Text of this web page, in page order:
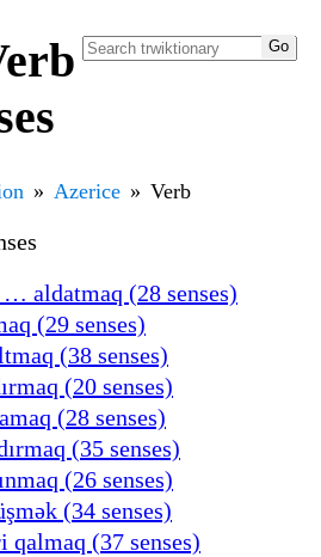
Azerice Verb
… aldatmaq (28 senses)
(29 senses)
(38 senses)
(20 senses)
(28 senses)
(35 senses)
(26 senses)
(34 senses)
(37 senses)